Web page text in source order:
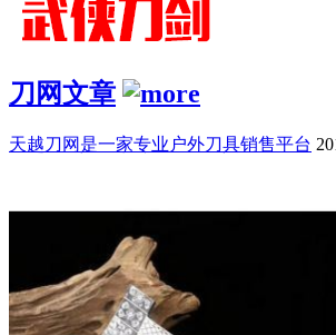
刀网文章
天越刀网是一家专业户外刀具销售平台